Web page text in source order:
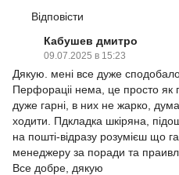
Відповісти
Кабушев дмитро
09.07.2025 в 15:23
Дякую. мені все дуже
Перфораціі нема, це просто як
дуже гарні, в них не жарко,
ходити. Пдкладка шкіряна,
на пошті-відразу розумієш що
менеджеру за поради та
Все добре, дякую